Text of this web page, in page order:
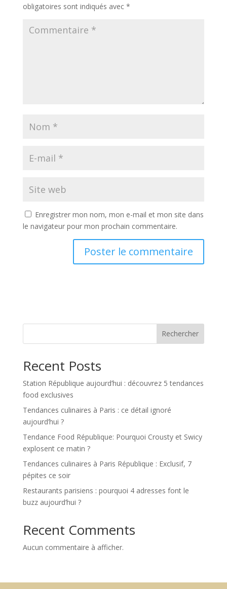
obligatoires sont indiqués avec *
Enregistrer mon nom, mon e-mail et mon site dans
le navigateur pour mon prochain commentaire.
Rechercher
Recent Posts
Station République aujourd’hui : découvrez 5 tendances
food exclusives
Tendances culinaires à Paris : ce détail ignoré
aujourd’hui ?
Tendance Food République: Pourquoi Crousty et Swicy
explosent ce matin ?
Tendances culinaires à Paris République : Exclusif, 7
pépites ce soir
Restaurants parisiens : pourquoi 4 adresses font le
buzz aujourd’hui ?
Recent Comments
Aucun commentaire à afficher.